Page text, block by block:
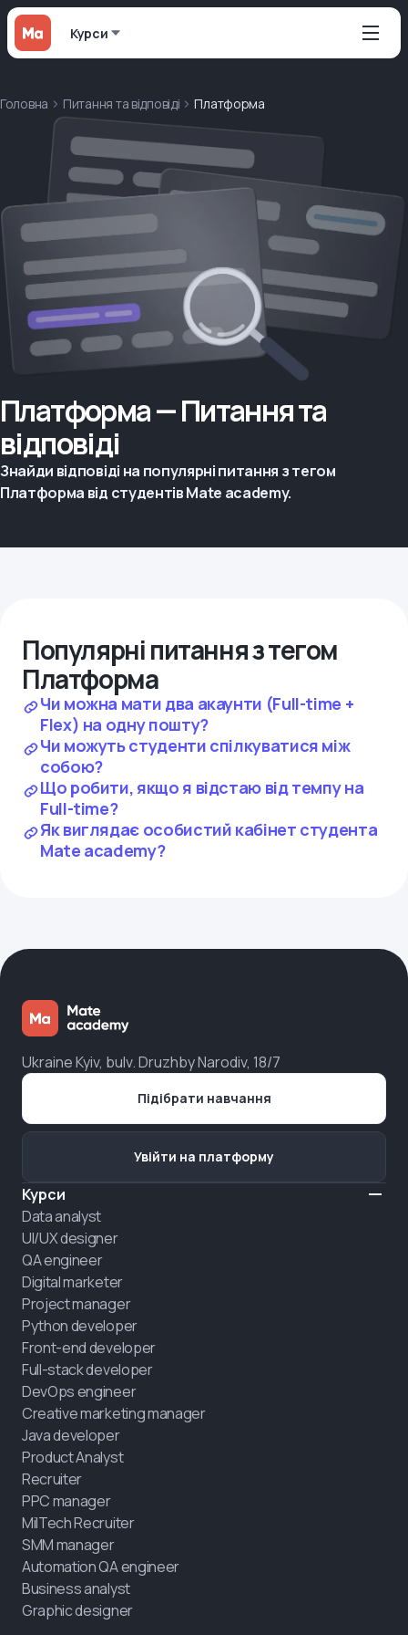
Курси
Головна Питання та відповіді Платформа
Платформа — Питання та
відповіді
Знайди відповіді на популярні питання з тегом
Платформа від студентів Mate academy.
Популярні питання з тегом
Платформа
Чи можна мати два акаунти (Full-time +
Flex) на одну пошту?
Чи можуть студенти спілкуватися між
собою?
Що робити, якщо я відстаю від темпу на
Full-time?
Як виглядає особистий кабінет студента
Mate academy?
Ukraine Kyiv, bulv. Druzhby Narodiv, 18/7
Курси
Data analyst
UI/UX designer
QA engineer
Digital marketer
Project manager
Python developer
Front-end developer
Full-stack developer
DevOps engineer
Creative marketing manager
Java developer
Product Analyst
Recruiter
PPC manager
MilTech Recruiter
SMM manager
Automation QA engineer
Business analyst
Graphic designer
Підібрати навчання
Увійти на платформу